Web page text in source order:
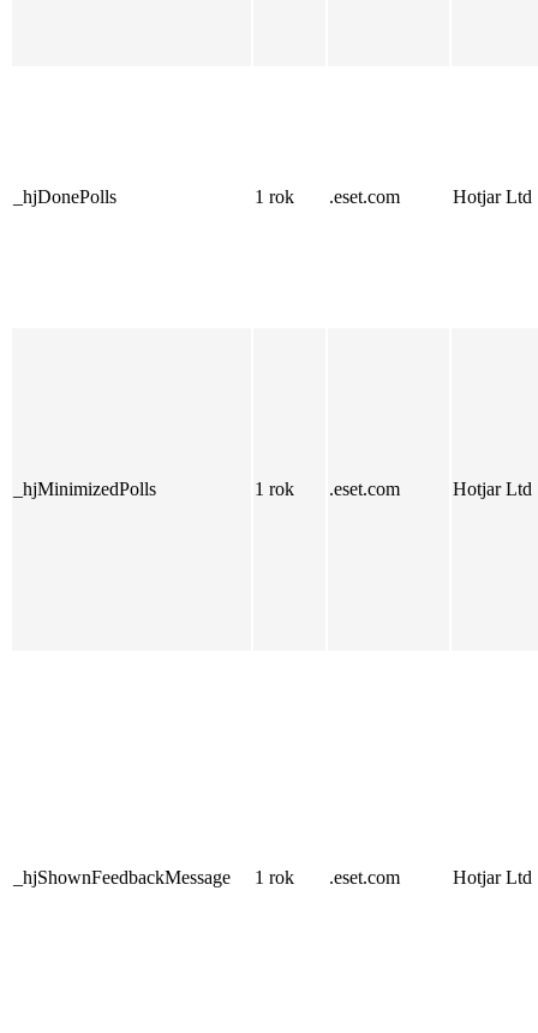
_hjDonePolls 1 rok .eset.com Hotjar Ltd
_hjMinimizedPolls 1 rok .eset.com Hotjar Ltd
_hjShownFeedbackMessage 1 rok .eset.com Hotjar Ltd